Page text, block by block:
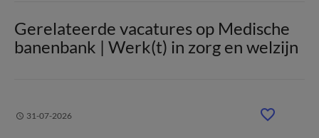
Gerelateerde vacatures op Medische
banenbank | Werk(t) in zorg en welzijn
31-07-2026